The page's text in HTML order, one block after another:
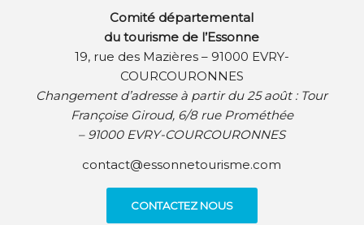
Comité départemental
du tourisme de l’Essonne
19, rue des Mazières – 91000 EVRY-
COURCOURONNES
Changement d’adresse à partir du 25 août : Tour
Françoise Giroud, 6/8 rue Prométhée
– 91000 EVRY-COURCOURONNES
contact@essonnetourisme.com
CONTACTEZ NOUS